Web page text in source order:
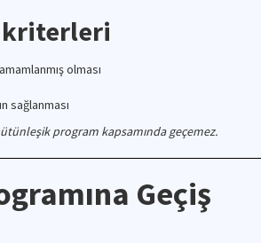
kriterleri
olması
sağlanması
program kapsamında geçemez.
Geçiş